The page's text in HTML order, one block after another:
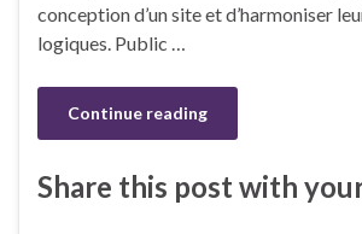
conception d’un site et d’harmoniser
logiques. Public …
Continue reading
Share this post with